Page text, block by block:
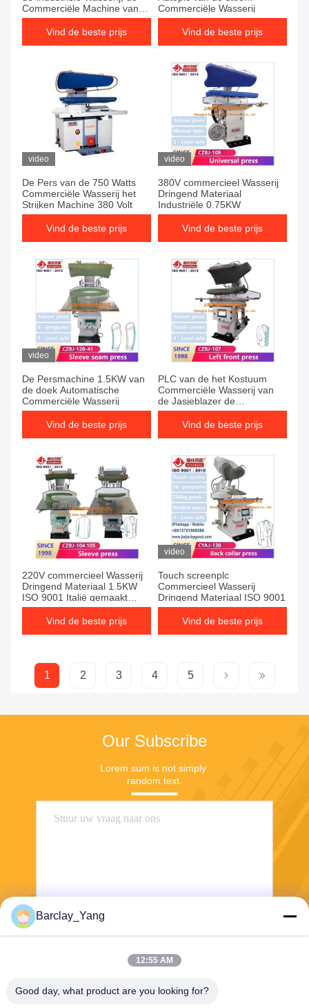
Commerciële Machine van
de Wasserijpers
Vind de beste prijs
Commerciële Wasserij
Vind de beste prijs
video
De Pers van de 750 Watts
Commerciële Wasserij het
Strijken Machine 380 Volt
Vind de beste prijs
video
380V commercieel Wasserij
Dringend Materiaal
Industriële 0.75KW
Vind de beste prijs
video
De Persmachine 1.5KW van
de doek Automatische
Commerciële Wasserij
Vind de beste prijs
PLC van de het Kostuum
Commerciële Wasserij van
de Jasjeblazer de
Persmachine voor Front
Type Ironing
Vind de beste prijs
220V commercieel Wasserij
Dringend Materiaal 1.5KW
ISO 9001 Italië gemaakt
vavle verschillend soort stof
Vind de beste prijs
video
Touch screenplc
Commercieel Wasserij
Dringend Materiaal ISO 9001
Vind de beste prijs
1 2 3 4 5
Our Subscribe
Lorem sum is not simply
random text.
Stuur
Barclay_Yang
12:55 AM
Good day, what product are you looking for?